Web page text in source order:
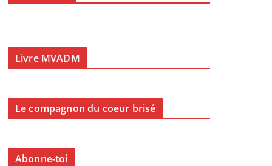
Livre MVADM
Le compagnon du coeur brisé
Abonne-toi